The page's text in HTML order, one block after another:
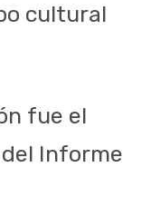
cultural
fue el
Informe